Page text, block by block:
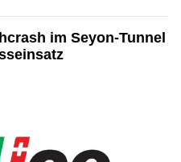
im Seyon-Tunnel